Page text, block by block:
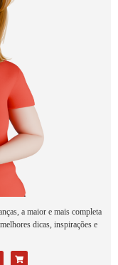
a maior e mais completa
dicas, inspirações e